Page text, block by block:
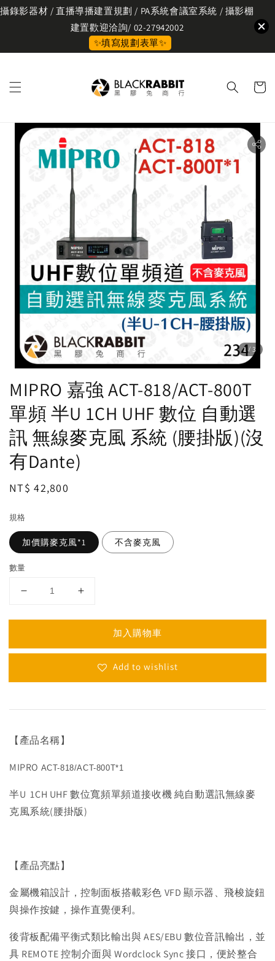
攝錄影器材 / 直播導播建置規劃 / PA系統會議室系統 / 攝影棚
建置歡迎洽詢/ 02-27942002
✨填寫規劃表單✨
1 /3
MIPRO 嘉強 ACT-818/ACT-800T
單頻 半U 1CH UHF 數位 自動選
訊 無線麥克風 系統 (腰掛版)(沒
有Dante)
Regular
NT$ 42,800
規格
加價購麥克風*1 不含麥克風
數量
加入購物車
Add to wishlist
【產品名稱】
MIPRO ACT-818/ACT-800T*1
半U 1CH UHF 數位寬頻單頻道接收機 純自動選訊無線麥
克風系統(腰掛版)
【產品亮點】
金屬機箱設計，控制面板搭載彩色 VFD 顯示器、飛梭旋鈕
與操作按鍵，操作直覺便利。
後背板配備平衡式類比輸出與 AES/EBU 數位音訊輸出，並
具 REMOTE 控制介面與 Wordclock Sync 接口，便於整合